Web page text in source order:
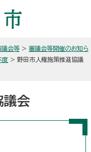
議会等 > 審議会等開催のお知ら
度 > 野田市人権施策推進協議
議会